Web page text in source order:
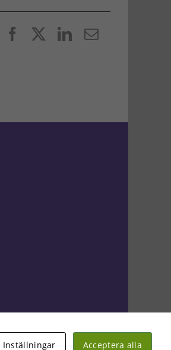
FacebookLinkedIn
E-
Inställningar Acceptera alla